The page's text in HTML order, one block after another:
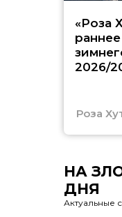
«Роза
2026/
Роза
НА
ДНЯ
Актуальные